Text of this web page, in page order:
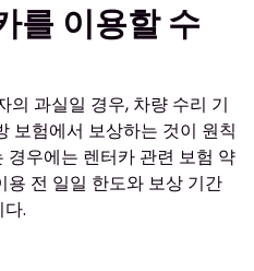
를 이용할 수
의 과실일 경우, 차량 수리 기
보험에서 보상하는 것이 원칙
경우에는 렌터카 관련 보험 약
용 전 일일 한도와 보상 기간
.